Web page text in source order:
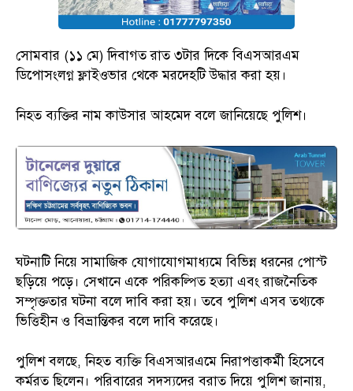
সোমবার (১১ মে) দিবাগত রাত ৩টার দিকে বিএসআরএম
ডিপোসংলগ্ন ফ্লাইওভার থেকে মরদেহটি উদ্ধার করা হয়।
নিহত ব্যক্তির নাম কাউসার আহমেদ বলে জানিয়েছে পুলিশ।
ঘটনাটি নিয়ে সামাজিক যোগাযোগমাধ্যমে বিভিন্ন ধরনের পোস্ট
ছড়িয়ে পড়ে। সেখানে একে পরিকল্পিত হত্যা এবং রাজনৈতিক
সম্পৃক্ততার ঘটনা বলে দাবি করা হয়। তবে পুলিশ এসব তথ্যকে
ভিত্তিহীন ও বিভ্রান্তিকর বলে দাবি করেছে।
পুলিশ বলছে, নিহত ব্যক্তি বিএসআরএমে নিরাপত্তাকর্মী হিসেবে
কর্মরত ছিলেন। পরিবারের সদস্যদের বরাত দিয়ে পুলিশ জানায়,